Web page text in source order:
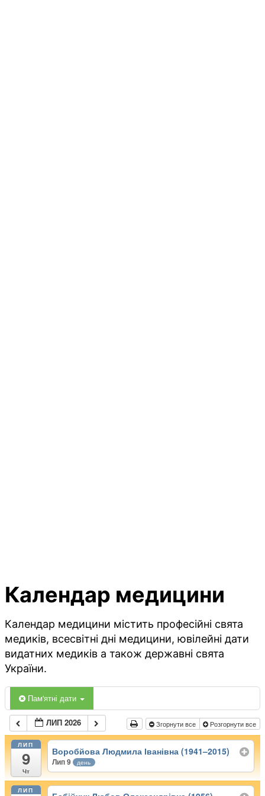
Календар медицини
Календар медицини містить професійні свята
медиків, всесвітні дні медицини, ювілейні дати
видатних медиків а також державні свята
України.
Пам'ятні дати
ЛИП 2026 Згорнути все Розгорнути все
ЛИП
9
Чт
Воробйова Людмила Іванівна (1941–2015)
Лип 9 день
ЛИП